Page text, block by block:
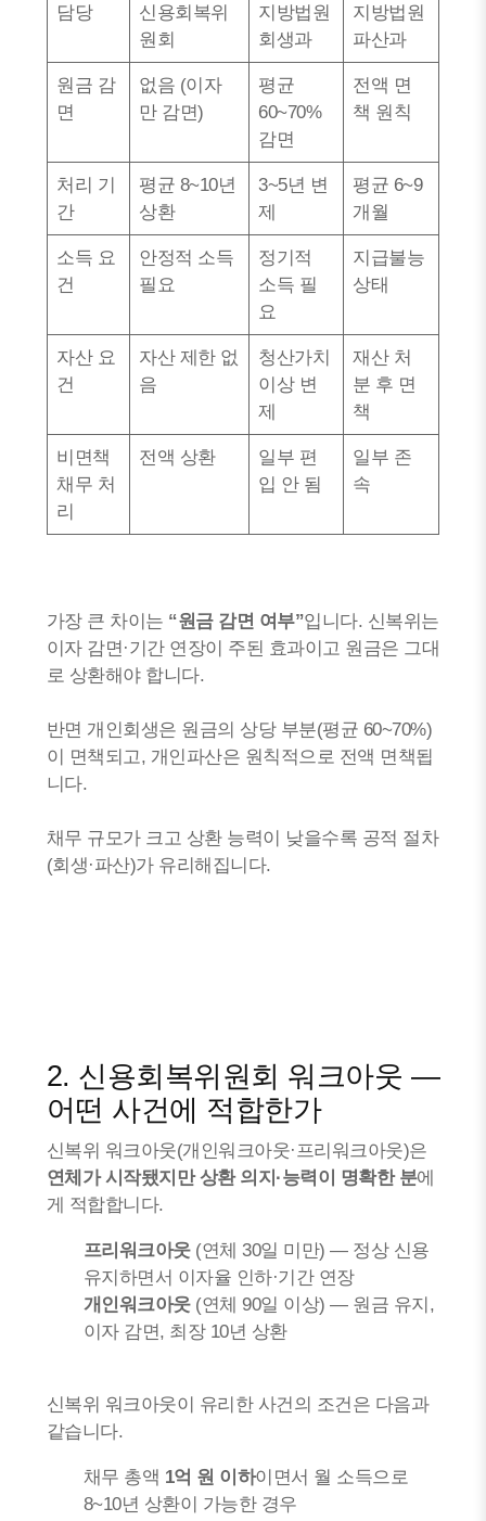
담당
신용회복위
원회
지방법원
회생과
지방법원
파산과
원금 감
면
없음 (이자
만 감면)
평균
60~70%
감면
전액 면
책 원칙
처리 기
간
평균 8~10년
상환
3~5년 변
제
평균 6~9
개월
소득 요
건
안정적 소득
필요
정기적
소득 필
요
지급불능
상태
자산 요
건
자산 제한 없
음
청산가치
이상 변
제
재산 처
분 후 면
책
비면책
채무 처
리
전액 상환
일부 편
입 안 됨
일부 존
속
가장 큰 차이는 “원금 감면 여부”입니다. 신복위는
이자 감면·기간 연장이 주된 효과이고 원금은 그대
로 상환해야 합니다.
반면 개인회생은 원금의 상당 부분(평균 60~70%)
이 면책되고, 개인파산은 원칙적으로 전액 면책됩
니다.
채무 규모가 크고 상환 능력이 낮을수록 공적 절차
(회생·파산)가 유리해집니다.
2. 신용회복위원회 워크아웃 —
어떤 사건에 적합한가
신복위 워크아웃(개인워크아웃·프리워크아웃)은
연체가 시작됐지만 상환 의지·능력이 명확한 분에
게 적합합니다.
프리워크아웃(연체 30일 미만) — 정상 신용
유지하면서 이자율 인하·기간 연장
개인워크아웃(연체 90일 이상) — 원금 유지,
이자 감면, 최장 10년 상환
신복위 워크아웃이 유리한 사건의 조건은 다음과
같습니다.
채무 총액 1억 원 이하이면서 월 소득으로
8~10년 상환이 가능한 경우